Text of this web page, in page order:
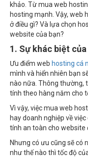
khảo. Từ mua web
hosting mạnh. Vậy, web
ở điều gì? Và lựa chọn
website của bạn?
1. Sự khác biệt
Ưu điểm web hosting cá
mình và hiển nhiên bạn
nào nữa. Thông thường,
tính theo hàng năm cho
Vì vậy, việc mua web
hay doanh nghiệp về
tính an toàn cho website
Nhưng có ưu cũng sẽ có
như thế nào thì tốc độ